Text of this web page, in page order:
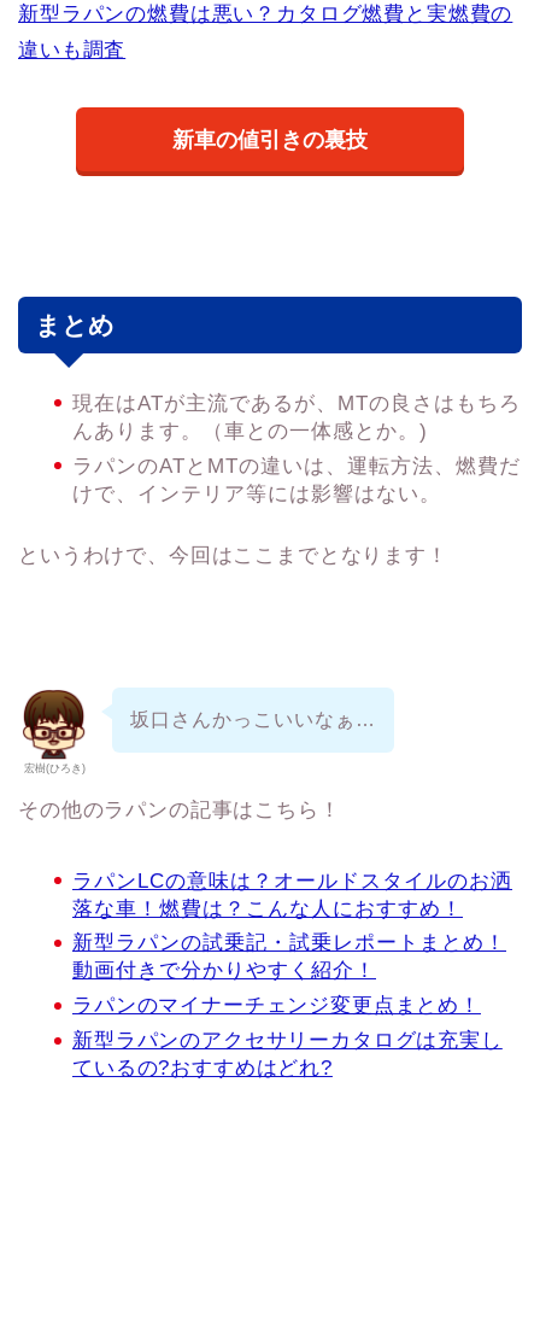
新型ラパンの燃費は悪い？カタログ燃費と実燃費の
違いも調査
新車の値引きの裏技
まとめ
現在はATが主流であるが、MTの良さはもちろ
んあります。（車との一体感とか。)
ラパンのATとMTの違いは、運転方法、燃費だ
けで、インテリア等には影響はない。
というわけで、今回はここまでとなります！
宏樹(ひろき)
坂口さんかっこいいなぁ…
その他のラパンの記事はこちら！
ラパンLCの意味は？オールドスタイルのお洒
落な車！燃費は？こんな人におすすめ！
新型ラパンの試乗記・試乗レポートまとめ！
動画付きで分かりやすく紹介！
ラパンのマイナーチェンジ変更点まとめ！
新型ラパンのアクセサリーカタログは充実し
ているの?おすすめはどれ?